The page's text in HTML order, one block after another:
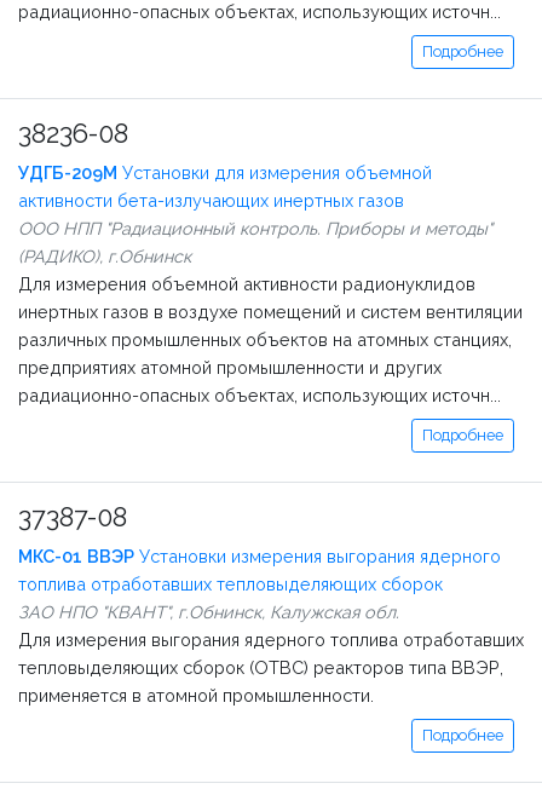
радиационно-опасных объектах, использующих источн...
Подробнее
38236-08
УДГБ-209М Установки для измерения объемной
активности бета-излучающих инертных газов
ООО НПП "Радиационный контроль. Приборы и методы"
(РАДИКО), г.Обнинск
Для измерения объемной активности радионуклидов
инертных газов в воздухе помещений и систем вентиляции
различных промышленных объектов на атомных станциях,
предприятиях атомной промышленности и других
радиационно-опасных объектах, использующих источн...
Подробнее
37387-08
МКС-01 ВВЭР Установки измерения выгорания ядерного
топлива отработавших тепловыделяющих сборок
ЗАО НПО "КВАНТ", г.Обнинск, Калужская обл.
Для измерения выгорания ядерного топлива отработавших
тепловыделяющих сборок (ОТВС) реакторов типа ВВЭР,
применяется в атомной промышленности.
Подробнее